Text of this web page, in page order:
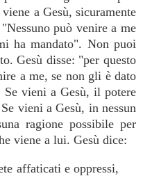
a Gesù, sicuramente
può venire a me
ha mandato". Non puoi
Gesù disse: "per questo
a me, se non gli è dato
vieni a Gesù, il potere
vieni a Gesù, in nessun
ragione possibile per
viene a lui. Gesù dice:
affaticati e oppressi,